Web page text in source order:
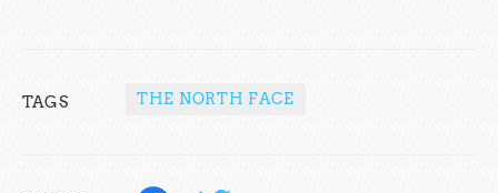
TAGS THE NORTH FACE